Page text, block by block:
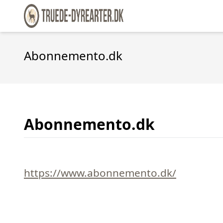
Abonnemento.dk
Abonnemento.dk
https://www.abonnemento.dk/